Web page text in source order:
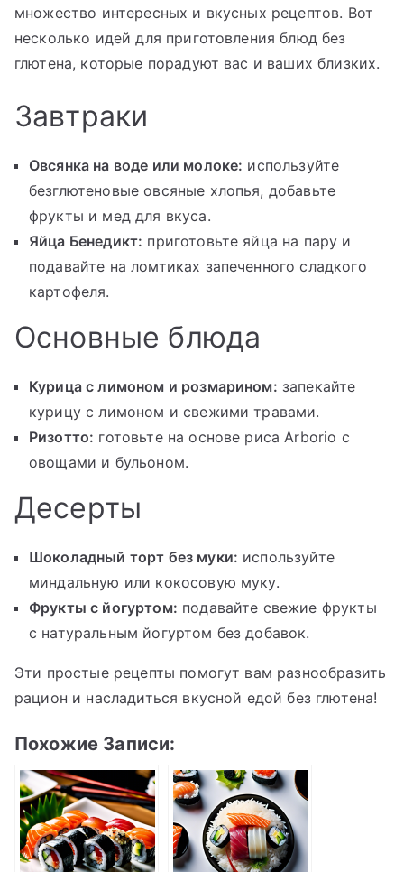
множество интересных и вкусных рецептов. Вот
несколько идей для приготовления блюд без
глютена, которые порадуют вас и ваших близких.
Завтраки
Овсянка на воде или молоке: используйте
безглютеновые овсяные хлопья, добавьте
фрукты и мед для вкуса.
Яйца Бенедикт: приготовьте яйца на пару и
подавайте на ломтиках запеченного сладкого
картофеля.
Основные блюда
Курица с лимоном и розмарином: запекайте
курицу с лимоном и свежими травами.
Ризотто: готовьте на основе риса Arborio с
овощами и бульоном.
Десерты
Шоколадный торт без муки: используйте
миндальную или кокосовую муку.
Фрукты с йогуртом: подавайте свежие фрукты
с натуральным йогуртом без добавок.
Эти простые рецепты помогут вам разнообразить
рацион и насладиться вкусной едой без глютена!
Похожие Записи: